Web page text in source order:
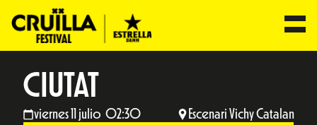
CIUTAT
viernes 11 julio 02:30 Escenari Vichy Catalan